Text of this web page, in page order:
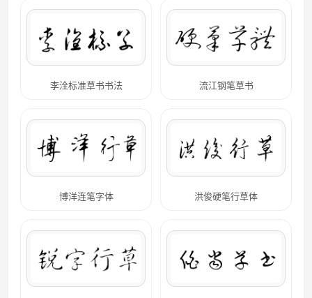
李洤标准草书书法 流江钢笔草书
博洋连笔字体 洪俊硬笔行草体